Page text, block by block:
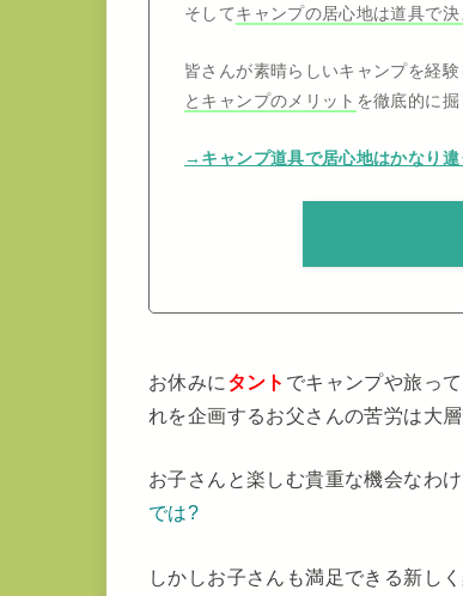
そしてキャンプの居心地は道具で決
皆さんが素晴らしいキャンプを経
とキャンプのメリット を徹底的に
→キャンプ道具で居心地はかなり
お休みに タント でキャンプや旅っ
れを企画するお父さんの苦労は大
お子さんと楽しむ貴重な機会なわ
では?
しかしお子さんも満足できる新し